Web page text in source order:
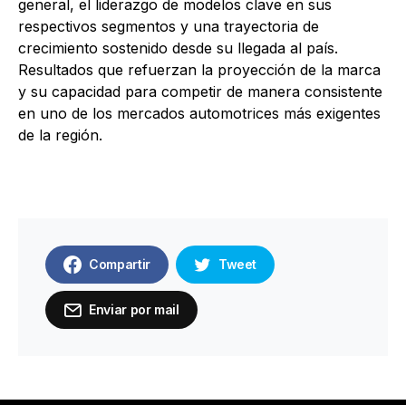
general, el liderazgo de modelos clave en sus
respectivos segmentos y una trayectoria de
crecimiento sostenido desde su llegada al país.
Resultados que refuerzan la proyección de la marca
y su capacidad para competir de manera consistente
en uno de los mercados automotrices más exigentes
de la región.
Compartir Tweet
Enviar por mail